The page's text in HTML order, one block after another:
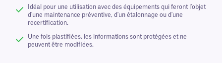
Idéal pour une utilisation avec des équipements qui feront l'objet
d'une maintenance préventive, d'un étalonnage ou d'une
recertification.
Une fois plastifiées, les informations sont protégées et ne
peuvent être modifiées.